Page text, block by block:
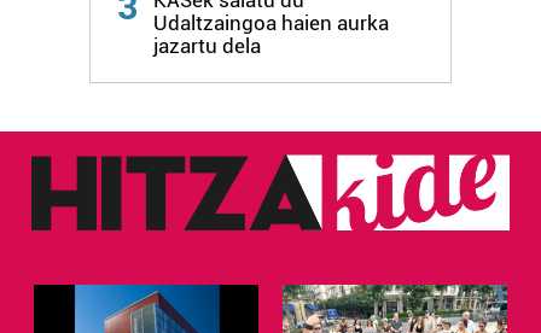
Udaltzaingoa haien aurka
jazartu dela